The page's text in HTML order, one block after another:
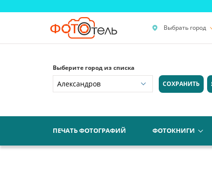
Выбрать город
Выберите город из списка
СОХРАНИТЬ
ПЕЧАТЬ ФОТОГРАФИЙ ФОТОКНИГИ